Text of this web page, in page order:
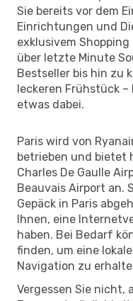
Sie bereits vor dem
Einrichtungen und
exklusivem
über letzte Minute
Bestseller bis hin zu
leckeren Frühstück
etwas dabei.
Paris wird von
betrieben und bietet
Charles De Gaulle
Beauvais Airport an.
Gepäck in Paris
Ihnen, eine
haben. Bei Bedarf
finden, um eine
Navigation zu
Vergessen Sie nicht,